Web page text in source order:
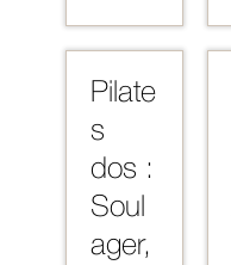
Pilate
s
dos :
Soul
ager,